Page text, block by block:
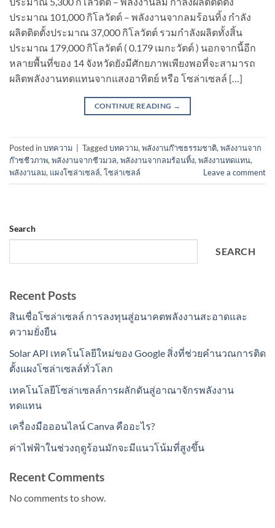
ประมาณ 101,000 กิโลวัตต์ – พลังงานจากลมร้อนทิ้ง กำลัง
ผลิตติดตั้งประมาณ 37,000 กิโลวัตต์ รวมกำลังผลิตทั้งสิ้น
ประมาณ 179,000 กิโลวัตต์ ( 0.179 เมกะวัตต์ ) นอกจากนี้อีก
หลายพื้นที่ของ 14 จังหวัดยังมีศักยภาพเพียงพอที่จะสามารถ
ผลิตพลังงานทดแทนจากแสงอาทิตย์ หรือ โซล่าเซลล์ […]
CONTINUE READING →
Posted inบทความ Taggedบทความ,พลังงานก๊าซธรรมชาติ,พลังงานจาก
ก๊าซชีวภาพ,พลังงานจากชีวมวล,พลังงานจากลมร้อนทิ้ง,พลังงานทดแทน,
พลังงานลม, แผงโซล่าเซลล์,โซล่าเซลล์ Leave a comment
Search
SEARCH
Recent Posts
สินเชื่อโซล่าเซลล์ การลงทุนสู่อนาคตพลังงานสะอาดและ
ความยั่งยืน
Solar API เทคโนโลยีใหม่ของ Google สิ่งที่ช่วยคำนวณการติด
ตั้งแผงโซล่าเซลล์ทั่วโลก
เทคโนโลยีโซล่าเซลล์การผลักดันสู่อาณาจักรพลังงาน
ทดแทน
เครื่องมือออนไลน์ Canva คืออะไร?
ค่าไฟฟ้าในช่วงฤดูร้อนมักจะมีแนวโน้มที่สูงขึ้น
Recent Comments
No comments to show.